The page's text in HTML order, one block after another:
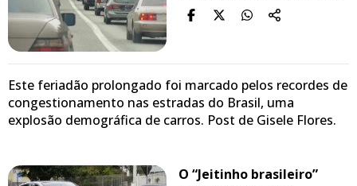
Este feriadão prolongado foi marcado pelos recordes de
congestionamento nas estradas do Brasil, uma
explosão demográfica de carros. Post de Gisele Flores.
O “Jeitinho brasileiro”